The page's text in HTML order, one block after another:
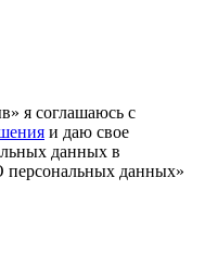
я соглашаюсь с
и даю свое
данных в
персональных данных»